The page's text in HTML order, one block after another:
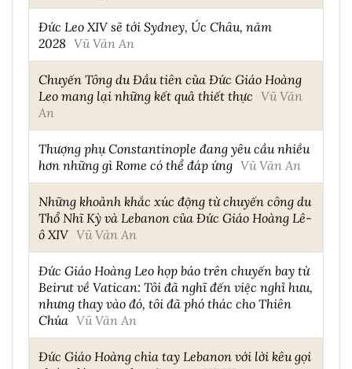
Đức Leo XIV sẽ tới Sydney, Úc Châu, năm
2028 Vũ Văn An
Chuyến Tông du Đầu tiên của Đức Giáo Hoàng
Leo mang lại những kết quả thiết thực Vũ Văn
An
Thượng phụ Constantinople đang yêu cầu nhiều
hơn những gì Rome có thể đáp ứng Vũ Văn An
Những khoảnh khắc xúc động từ chuyến công du
Thổ Nhĩ Kỳ và Lebanon của Đức Giáo Hoàng Lê-
ô XIV Vũ Văn An
Đức Giáo Hoàng Leo họp báo trên chuyến bay từ
Beirut về Vatican: Tôi đã nghĩ đến việc nghỉ hưu,
nhưng thay vào đó, tôi đã phó thác cho Thiên
Chúa Vũ Văn An
Đức Giáo Hoàng chia tay Lebanon với lời kêu gọi